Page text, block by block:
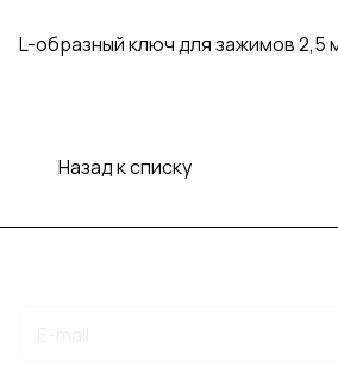
L-образный ключ для зажимов 2,5
Назад к списку